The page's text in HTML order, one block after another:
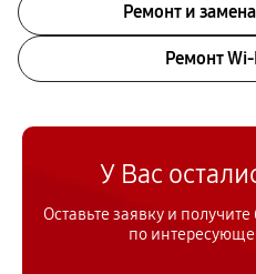
Ремонт и
Ремонт
У Вас
Оставьте заявку и
по